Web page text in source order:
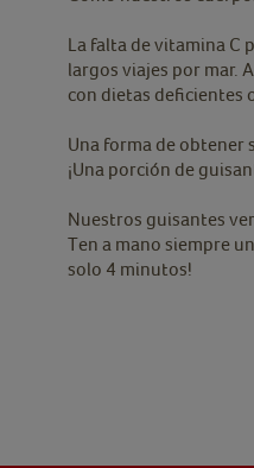
La falta de vitamina C
largos viajes por mar.
con dietas deficientes
Una forma de obtener
¡Una porción de
Nuestros guisantes
Ten a mano siempre
solo 4 minutos!